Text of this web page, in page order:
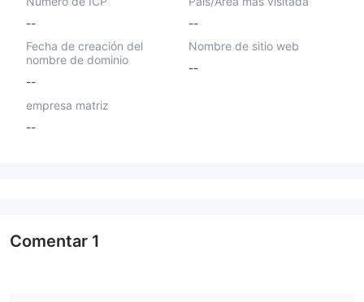
--
--
Fecha de creación del
nombre de dominio
--
Nombre de sitio web
--
empresa matriz
--
Comentar 1